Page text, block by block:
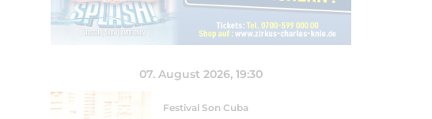
07. August 2026, 19:30
Festival Son Cuba